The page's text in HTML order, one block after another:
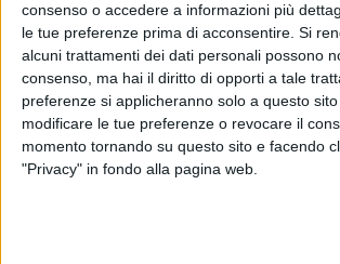
consenso o accedere a informazioni più
le tue preferenze prima di acconsentire. Si
alcuni trattamenti dei dati personali possono
consenso, ma hai il diritto di opporti a tale
preferenze si applicheranno solo a questo
modificare le tue preferenze o revocare il
momento tornando su questo sito e facendo
"Privacy" in fondo alla pagina web.
Si farà via drone la
sorveglianza
siti logistici e
industriali
NOTIZIE E INTERVISTE IN EVIDENZA 19